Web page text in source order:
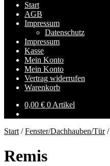
Start
AGB
Impressum
Datenschutz
Impressum
Kasse
Mein Konto
Mein Konto
Vertrag widerrufen
Warenkorb
0,00 € 0 Artikel
Start /Fenster/Dachhauben/Tür/
Remis